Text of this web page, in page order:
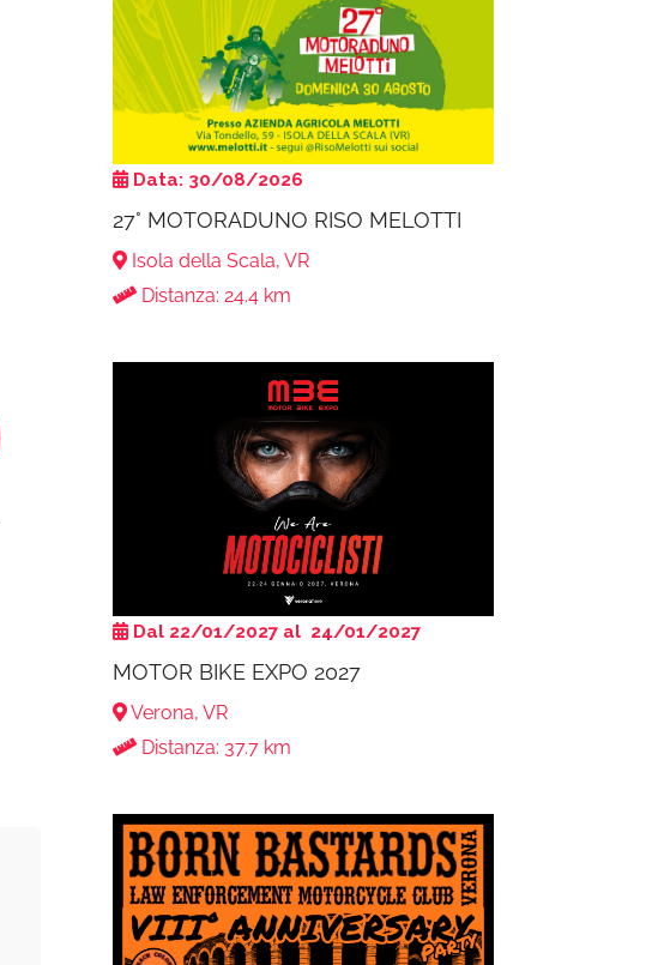
Data: 30/08/2026
27° MOTORADUNO RISO MELOTTI
Isola della Scala, VR
Distanza: 24.4 km
Dal 22/01/2027 al 24/01/2027
MOTOR BIKE EXPO 2027
Verona, VR
Distanza: 37.7 km